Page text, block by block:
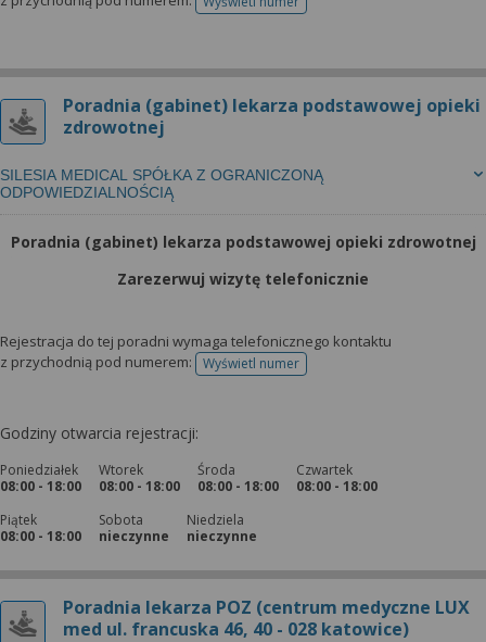
telefonu do rejestracji
Poradnia (gabinet) lekarza podstawowej opieki
zdrowotnej
SILESIA MEDICAL SPÓŁKA Z OGRANICZONĄ
ODPOWIEDZIALNOŚCIĄ
Poradnia (gabinet) lekarza podstawowej opieki zdrowotnej
Zarezerwuj wizytę telefonicznie
Rejestracja do tej poradni wymaga telefonicznego kontaktu
z przychodnią pod numerem:
Wyświetl numertelefonu do rejestracji
Godziny otwarcia rejestracji:
Poniedziałek
08:00 - 18:00
Wtorek
08:00 - 18:00
Środa
08:00 - 18:00
Czwartek
08:00 - 18:00
Piątek
08:00 - 18:00
Sobota
nieczynne
Niedziela
nieczynne
Poradnia lekarza POZ (centrum medyczne LUX
med ul. francuska 46, 40 - 028 katowice)